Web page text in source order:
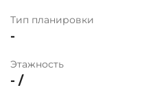
Тип планировки
-
Этажность
- /